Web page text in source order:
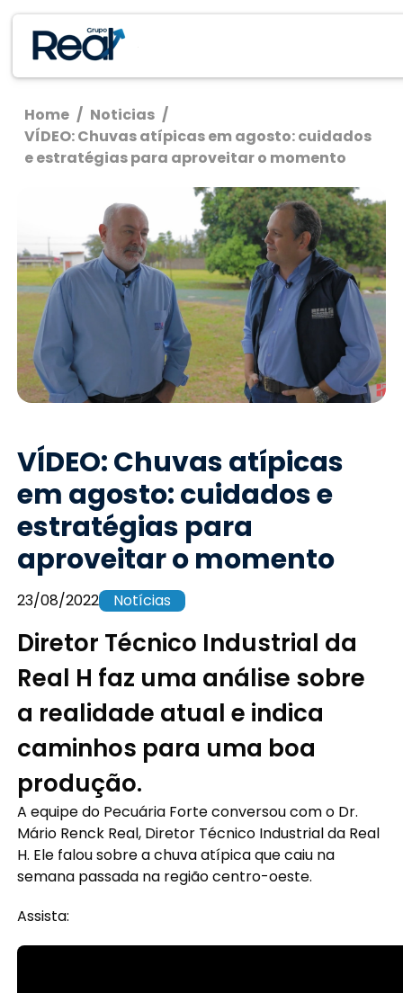
Home / Noticias /
VÍDEO: Chuvas atípicas em agosto: cuidados
e estratégias para aproveitar o momento
VÍDEO: Chuvas atípicas
em agosto: cuidados e
estratégias para
aproveitar o momento
23/08/2022 Notícias
Diretor Técnico Industrial da
Real H faz uma análise sobre
a realidade atual e indica
caminhos para uma boa
produção.
A equipe do Pecuária Forte conversou com o Dr.
Mário Renck Real, Diretor Técnico Industrial da Real
H. Ele falou sobre a chuva atípica que caiu na
semana passada na região centro-oeste.
Assista: